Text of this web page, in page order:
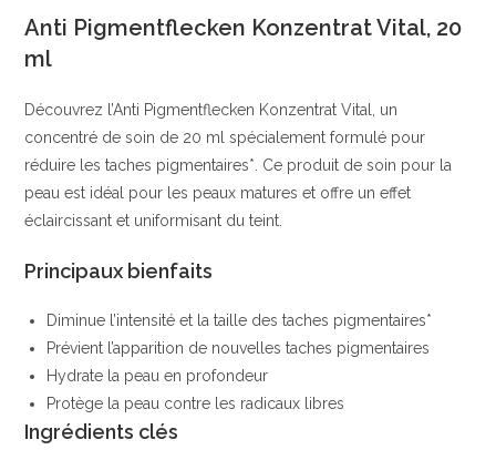
de
Vitamine
|
Sans
Colorants,
Parabènes,
ou
Minérales
Anti Pigmentflecken Konzentrat Vital, 20
ml
Découvrez l’Anti Pigmentflecken Konzentrat Vital, un
concentré de soin de 20 ml spécialement formulé pour
réduire les taches pigmentaires*. Ce produit de soin pour la
peau est idéal pour les peaux matures et offre un effet
éclaircissant et uniformisant du teint.
Principaux bienfaits
Diminue l’intensité et la taille des taches pigmentaires*
Prévient l’apparition de nouvelles taches pigmentaires
Hydrate la peau en profondeur
Protège la peau contre les radicaux libres
Ingrédients clés